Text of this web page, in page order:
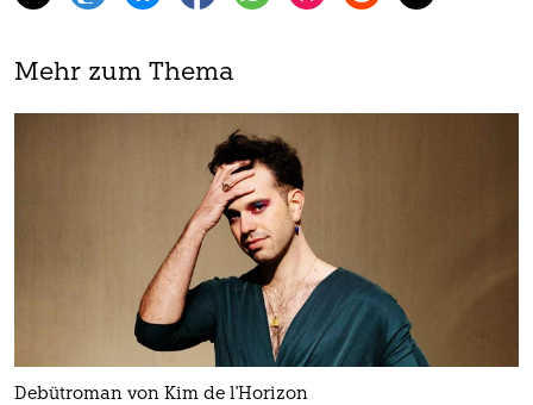
Mehr zum Thema
Debütroman von Kim de l'Horizon